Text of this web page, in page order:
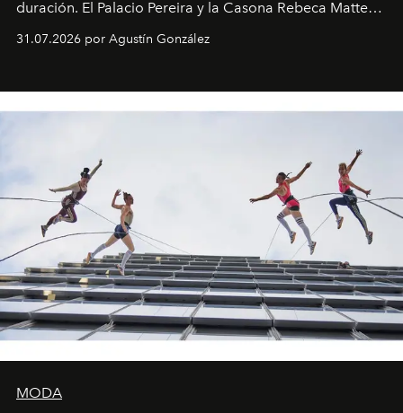
duración. El Palacio Pereira y la Casona Rebeca Matte
miniobras. Sus puestas en escena son limpias; ponen el
31.07.2026 por Agustín González
MODA